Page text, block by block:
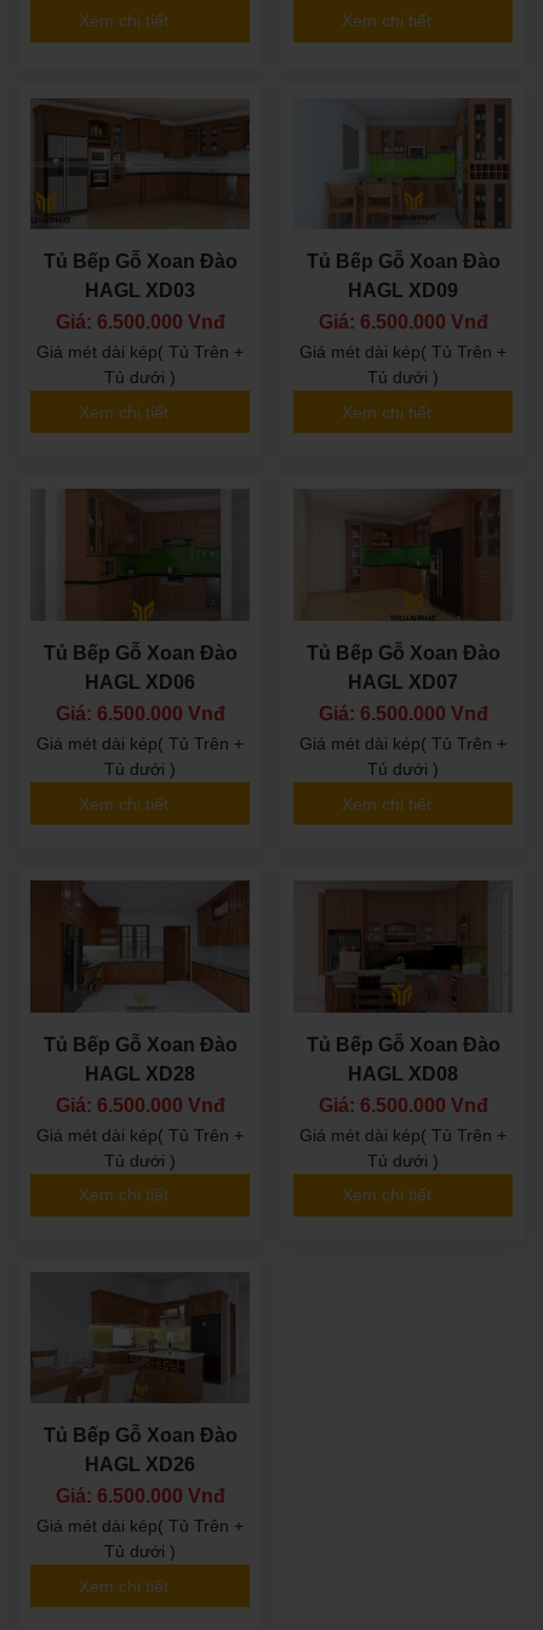
Xem chi tiết Xem chi tiết
Tủ Bếp Gỗ Xoan Đào
HAGL XD03
Giá: 6.500.000 Vnđ
Giá mét dài kép( Tủ Trên +
Tủ dưới )
Xem chi tiết
Tủ Bếp Gỗ Xoan Đào
HAGL XD09
Giá: 6.500.000 Vnđ
Giá mét dài kép( Tủ Trên +
Tủ dưới )
Xem chi tiết
Tủ Bếp Gỗ Xoan Đào
HAGL XD06
Giá: 6.500.000 Vnđ
Giá mét dài kép( Tủ Trên +
Tủ dưới )
Xem chi tiết
Tủ Bếp Gỗ Xoan Đào
HAGL XD07
Giá: 6.500.000 Vnđ
Giá mét dài kép( Tủ Trên +
Tủ dưới )
Xem chi tiết
Tủ Bếp Gỗ Xoan Đào
HAGL XD28
Giá: 6.500.000 Vnđ
Giá mét dài kép( Tủ Trên +
Tủ dưới )
Xem chi tiết
Tủ Bếp Gỗ Xoan Đào
HAGL XD08
Giá: 6.500.000 Vnđ
Giá mét dài kép( Tủ Trên +
Tủ dưới )
Xem chi tiết
Tủ Bếp Gỗ Xoan Đào
HAGL XD26
Giá: 6.500.000 Vnđ
Giá mét dài kép( Tủ Trên +
Tủ dưới )
Xem chi tiết